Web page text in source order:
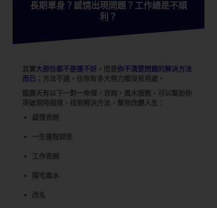
長期單身？感情出現問題？工作總是不順
利？
其實大部份都不是運不好 ，而是你不清楚問題的解決方法
而已 ；方法不通，任你有多大努力都沒有用處。
龍震天有以下一對一命理，咨詢，風水服務，可以幫助你
突破現時困境，找到解決方法，幫你改變人生：
感情咨詢
一生運程詳批
工作咨詢
陽宅風水
改名